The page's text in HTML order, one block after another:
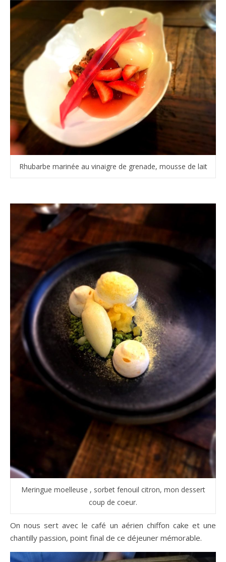
Rhubarbe marinée au vinaigre de grenade, mousse de lait
Meringue moelleuse , sorbet fenouil citron, mon dessert
coup de coeur.
On nous sert avec le café un aérien chiffon cake et une
chantilly passion, point final de ce déjeuner mémorable.